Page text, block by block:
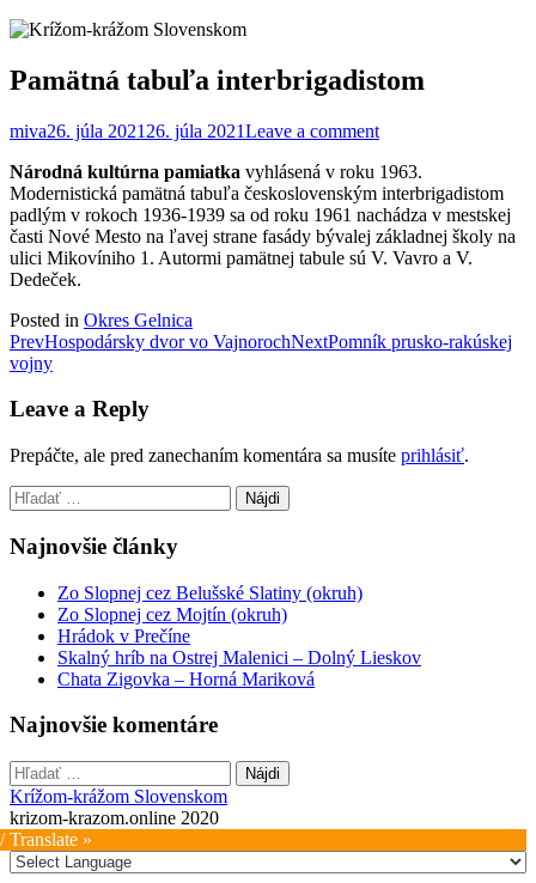
Pamätná tabuľa interbrigadistom
miva26. júla 2021 26. júla 2021Leave a comment
Národná kultúrna pamiatka vyhlásená v roku 1963.
Modernistická pamätná tabuľa československým interbrigadistom
padlým v rokoch 1936-1939 sa od roku 1961 nachádza v mestskej
časti Nové Mesto na ľavej strane fasády bývalej základnej školy na
ulici Mikovíniho 1. Autormi pamätnej tabule sú V. Vavro a V.
Dedeček.
Posted in Okres Gelnica
Post
navigation
PrevHospodársky dvor vo VajnorochNextPomník prusko-rakúskej
vojny
Leave a Reply
Prepáčte, ale pred zanechaním komentára sa musíte prihlásiť.
Hľadať:
Najnovšie články
Zo Slopnej cez Belušské Slatiny (okruh)
Zo Slopnej cez Mojtín (okruh)
Hrádok v Prečíne
Skalný hríb na Ostrej Malenici – Dolný Lieskov
Chata Zigovka – Horná Mariková
Najnovšie komentáre
Hľadať:
Krížom-krážom Slovenskom
krizom-krazom.online 2020
Translate »